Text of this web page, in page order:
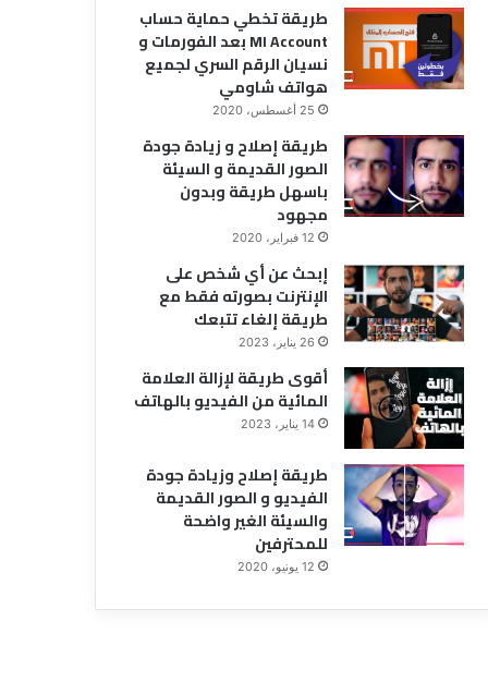
طريقة تخطي حماية حساب
MI Account بعد الفورمات و
نسيان الرقم السري لجميع
هواتف شاومي
25 أغسطس، 2020
طريقة إصلاح و زيادة جودة
الصور القديمة و السيئة
باسهل طريقة وبدون
مجهود
12 فبراير، 2020
إبحث عن أي شخص على
الإنترنت بصورته فقط مع
طريقة إلغاء تتبعك
26 يناير، 2023
أقوى طريقة لإزالة العلامة
المائية من الفيديو بالهاتف
14 يناير، 2023
طريقة إصلاح وزيادة جودة
الفيديو و الصور القديمة
والسيئة الغير واضحة
للمحترفين
12 يونيو، 2020